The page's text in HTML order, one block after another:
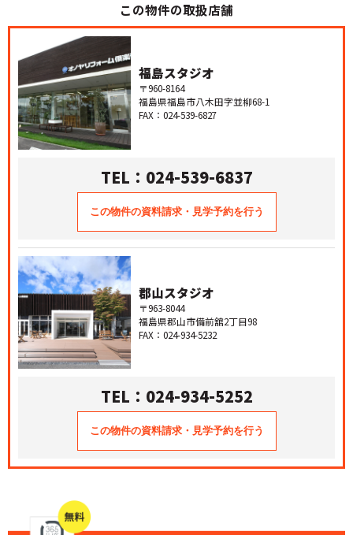
この物件の取扱店舗
福島スタジオ
〒960-8164
福島県福島市八木田字並柳68-1
FAX：024-539-6827
TEL：024-539-6837
郡山スタジオ
〒963-8044
福島県郡山市備前舘2丁目98
FAX：024-934-5232
TEL：024-934-5252